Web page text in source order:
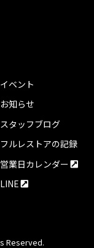
イベント
お知らせ
スタッフブログ
フルレストアの記録
営業日カレンダー
LINE
Reserved.